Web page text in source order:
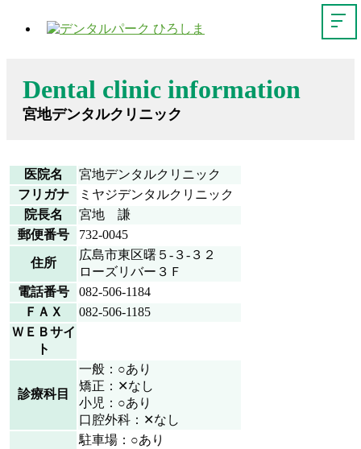
Dental clinic information
宮地デンタルクリニック
医院名
宮地デンタルクリニック
フリガナ
ミヤジデンタルクリニック
院長名
宮地 謙
郵便番号
732-0045
住所
広島市東区曙５-３-３２
ローズリバー３Ｆ
電話番号
082-506-1184
ＦＡＸ
082-506-1185
ＷＥＢサイ
ト
診療科目
一般：○あり
矯正：✕なし
小児：○あり
口腔外科：✕なし
駐車場：○あり